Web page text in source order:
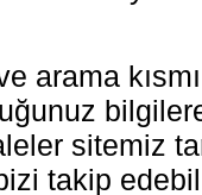
arama
sitemiz
takip